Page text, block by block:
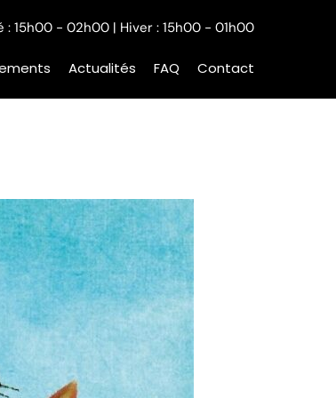
Actualités FAQ Contact
: 15h00 - 02h00 | Hiver : 15h00 - 01h00